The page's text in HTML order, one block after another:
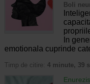
Boli
In
emotionala cuprinde
Timp de citire: 4 minute, 39